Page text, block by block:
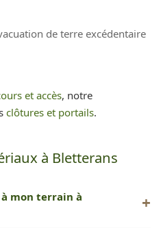
de terre excédentaire
et accès, notre
clôtures et portails.
à Bletterans
mon terrain à